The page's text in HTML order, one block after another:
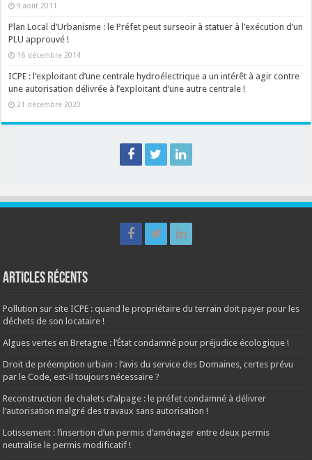
9 août 2011
Plan Local d’Urbanisme : le Préfet peut surseoir à statuer à l’exécution d’un
PLU approuvé !
16 décembre 2014
ICPE : l’exploitant d’une centrale hydroélectrique a un intérêt à agir contre
une autorisation délivrée à l’exploitant d’une autre centrale !
21 décembre 2020
Articles récents
Pollution sur site ICPE : quand le propriétaire du terrain doit payer pour les
déchets de son locataire !
Algues vertes en Bretagne : l’État condamné pour préjudice écologique !
Droit de préemption urbain : l’avis du service des Domaines, certes prévu
par le Code, est-il toujours nécessaire ?
Reconstruction de chalets d’alpage : le préfet condamné à délivrer
l’autorisation malgré des travaux sans autorisation !
Lotissement : l’insertion d’un permis d’aménager entre deux permis
neutralise le permis modificatif !